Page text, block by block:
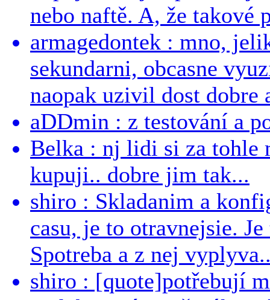
nebo naftě. A, že takové
armagedontek : mno,
sekundarni, obcasne
naopak uzivil dost dobre
aDDmin : z testování a
Belka : nj lidi si za tohle
kupuji.. dobre jim tak...
shiro : Skladanim a
casu, je to otravnejsie.
Spotreba a z nej
shiro : [quote]potřebují